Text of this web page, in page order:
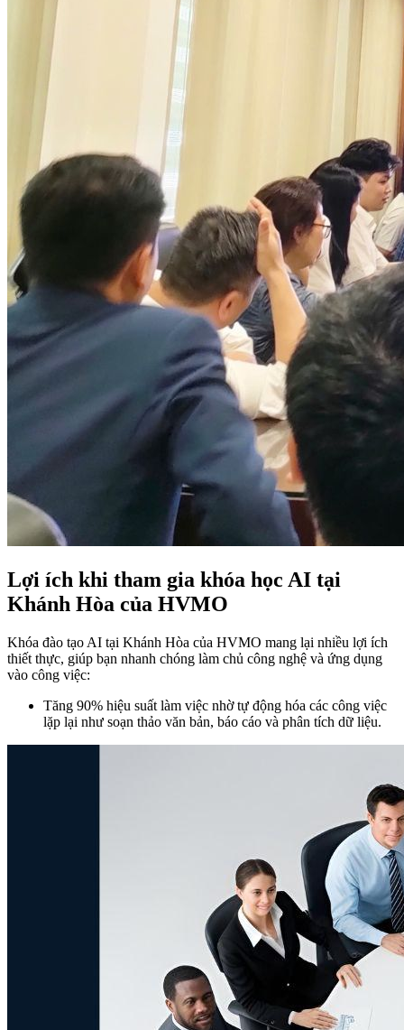
Lợi ích khi tham gia khóa học AI tại
Khánh Hòa của HVMO
Khóa đào tạo AI tại Khánh Hòa của HVMO mang lại nhiều lợi ích
thiết thực, giúp bạn nhanh chóng làm chủ công nghệ và ứng dụng
vào công việc:
Tăng 90% hiệu suất làm việc nhờ tự động hóa các công việc
lặp lại như soạn thảo văn bản, báo cáo và phân tích dữ liệu.